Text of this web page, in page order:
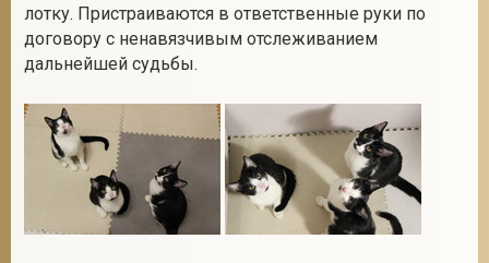
лотку. Пристраиваются в ответственные руки по
договору с ненавязчивым отслеживанием
дальнейшей судьбы.